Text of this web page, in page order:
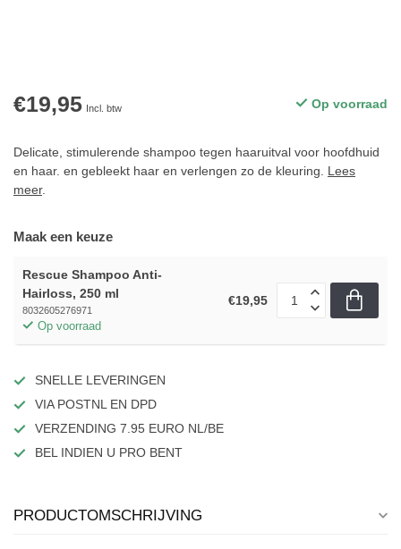
€19,95 Incl. btw Op voorraad
Delicate, stimulerende shampoo tegen haaruitval voor hoofdhuid
en haar. en gebleekt haar en verlengen zo de kleuring. Lees
meer.
Maak een keuze
Rescue Shampoo Anti-
Hairloss, 250 ml
8032605276971
Op voorraad
€19,95
SNELLE LEVERINGEN
VIA POSTNL EN DPD
VERZENDING 7.95 EURO NL/BE
BEL INDIEN U PRO BENT
PRODUCTOMSCHRIJVING